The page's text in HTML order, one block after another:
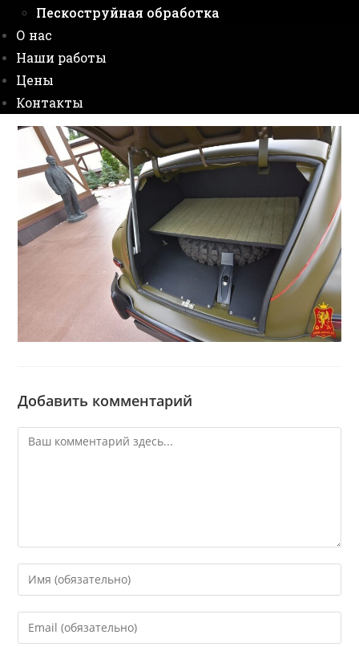
Пескоструйная обработка
О нас
Наши работы
Цены
Контакты
Добавить комментарий
Комментарий
Введите
свое
имя
или
Введите
свой